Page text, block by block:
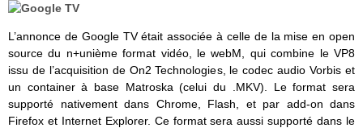
L’annonce de Google TV était associée à celle de la mise en open
source du n+unième format vidéo, le webM, qui combine le VP8
issu de l’acquisition de On2 Technologies, le codec audio Vorbis et
un container à base Matroska (celui du .MKV). Le format sera
supporté nativement dans Chrome, Flash, et par add-on dans
Firefox et Internet Explorer. Ce format sera aussi supporté dans le